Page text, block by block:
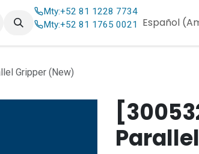
Mty:+52 81 1228 7734
Mty:+52 81 1765 0021 Español
Gripper (New)